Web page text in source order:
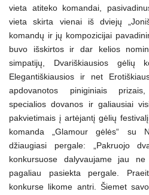
vieta atiteko komandai,
vieta skirta vienai iš dviejų
komandų ir jų kompozicijai
buvo išskirtos ir dar kelios
simpatijų, Dvariškiausios gėlių
Elegantiškiausios ir net
apdovanotos piniginiais
specialios dovanos ir galiausiai
pakvietimais į artėjantį gėlių
komanda „Glamour gėlės“ su
džiaugiasi pergale: „Pakruojo
konkursuose dalyvaujame jau
pagaliau pasiekta pergale.
konkurse likome antri. Šiemet